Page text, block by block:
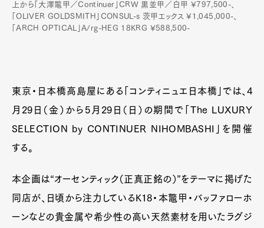
上から「大澤鼈甲／Continuer」CRW 黒並甲／白甲 ¥797,500-、
「OLIVER GOLDSMITH」CONSUL-s 茨甲エックス ¥1,045,000-、
「ARCH OPTICAL」A/rg-HEG 18KRG ¥588,500-
東京・日本橋高島屋にある「コンティニュエ日本橋」では、4
月29日（金）から5月29日（日）の期間で「The LUXURY
SELECTION by CONTINUER NIHOMBASHI」を開催
する。
本企画は“オーセンティック（正真正銘の）”をテーマに掲げた
同店が、日頃から注力しているK18・本鼈甲・バッファローホ
ーンなどの貴金属や希少性の高い天然素材を用いたラグジ